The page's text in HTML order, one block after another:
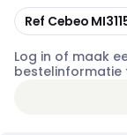
Kopiëren
Ref Cebeo
Log in of maak
bestelinformatie